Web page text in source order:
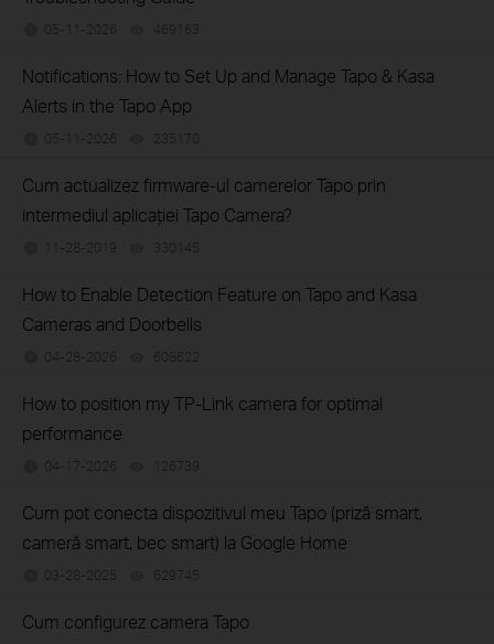
05-11-2026 469163
Notifications: How to Set Up and Manage Tapo & Kasa
Alerts in the Tapo App
05-11-2026 235170
Cum actualizez firmware-ul camerelor Tapo prin
intermediul aplicației Tapo Camera?
11-28-2019 330145
How to Enable Detection Feature on Tapo and Kasa
Cameras and Doorbells
04-28-2026 608622
How to position my TP-Link camera for optimal
performance
04-17-2026 126739
Cum pot conecta dispozitivul meu Tapo (priză smart,
cameră smart, bec smart) la Google Home
03-28-2025 629745
Cum configurez camera Tapo